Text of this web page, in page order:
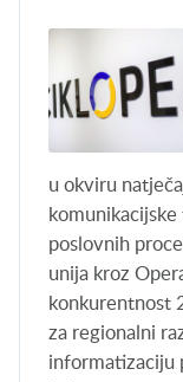
u okviru
poslovnih
unija kroz
konkurentnost
za regionalni
informatizaciju